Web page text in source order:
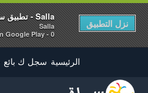
Salla - تطبيق سلة
Salla
0 - In Google Play
نزل التطبيق
الرئيسية سجل ك بائع